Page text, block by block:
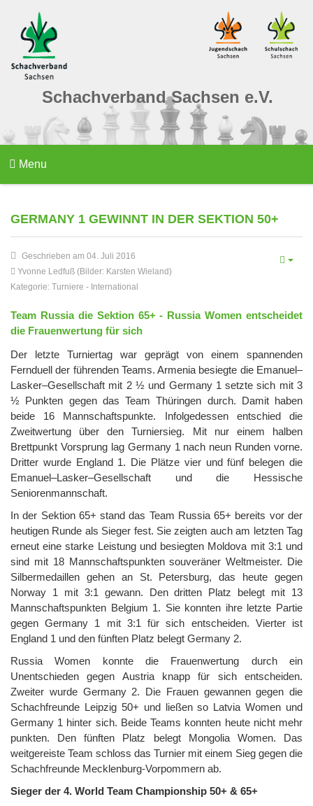
Schachverband Sachsen e.V.
Menu
GERMANY 1 GEWINNT IN DER SEKTION 50+
Geschrieben am 04. Juli 2016
Yvonne Ledfuß (Bilder: Karsten Wieland)
Kategorie: Turniere - International
Team Russia die Sektion 65+ - Russia Women entscheidet
die Frauenwertung für sich
Der letzte Turniertag war geprägt von einem spannenden
Fernduell der führenden Teams. Armenia besiegte die Emanuel–
Lasker–Gesellschaft mit 2 ½ und Germany 1 setzte sich mit 3
½ Punkten gegen das Team Thüringen durch. Damit haben
beide 16 Mannschaftspunkte. Infolgedessen entschied die
Zweitwertung über den Turniersieg. Mit nur einem halben
Brettpunkt Vorsprung lag Germany 1 nach neun Runden vorne.
Dritter wurde England 1. Die Plätze vier und fünf belegen die
Emanuel–Lasker–Gesellschaft und die Hessische
Seniorenmannschaft.
In der Sektion 65+ stand das Team Russia 65+ bereits vor der
heutigen Runde als Sieger fest. Sie zeigten auch am letzten Tag
erneut eine starke Leistung und besiegten Moldova mit 3:1 und
sind mit 18 Mannschaftspunkten souveräner Weltmeister. Die
Silbermedaillen gehen an St. Petersburg, das heute gegen
Norway 1 mit 3:1 gewann. Den dritten Platz belegt mit 13
Mannschaftspunkten Belgium 1. Sie konnten ihre letzte Partie
gegen Germany 1 mit 3:1 für sich entscheiden. Vierter ist
England 1 und den fünften Platz belegt Germany 2.
Russia Women konnte die Frauenwertung durch ein
Unentschieden gegen Austria knapp für sich entscheiden.
Zweiter wurde Germany 2. Die Frauen gewannen gegen die
Schachfreunde Leipzig 50+ und ließen so Latvia Women und
Germany 1 hinter sich. Beide Teams konnten heute nicht mehr
punkten. Den fünften Platz belegt Mongolia Women. Das
weitgereiste Team schloss das Turnier mit einem Sieg gegen die
Schachfreunde Mecklenburg-Vorpommern ab.
Sieger der 4. World Team Championship 50+ & 65+